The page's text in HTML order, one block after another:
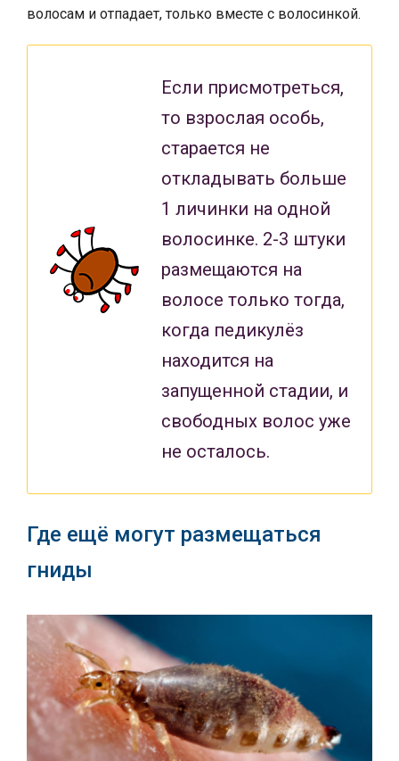
волосам и отпадает, только вместе с волосинкой.
Если присмотреться,
то взрослая особь,
старается не
откладывать больше
1 личинки на одной
волосинке. 2-3 штуки
размещаются на
волосе только тогда,
когда педикулёз
находится на
запущенной стадии, и
свободных волос уже
не осталось.
Где ещё могут размещаться
гниды